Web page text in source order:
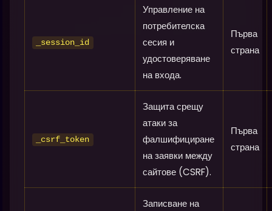
_session_id
Управление на
потребителска
сесия и
удостоверяване
на входа.
Първа
страна
_csrf_token
Защита срещу
атаки за
фалшифициране
на заявки между
сайтове (CSRF).
Първа
страна
Записване на